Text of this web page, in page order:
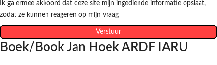
Ik ga ermee akkoord dat deze site mijn ingediende informatie opslaat,
zodat ze kunnen reageren op mijn vraag
Verstuur
Boek/Book Jan Hoek ARDF IARU